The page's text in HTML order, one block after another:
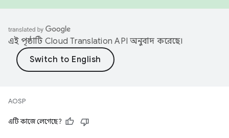
এই পৃষ্ঠাটি Cloud Translation API অনুবাদ করেছে।
AOSP
এটি কাজে লেগেছে?